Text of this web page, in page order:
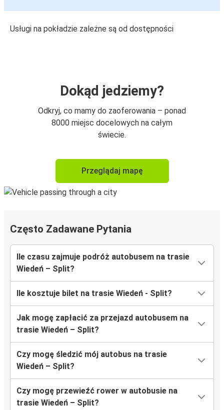
Usługi na pokładzie zależne są od dostępności
Dokąd jedziemy?
Odkryj, co mamy do zaoferowania – ponad
8000 miejsc docelowych na całym
świecie.
Przeglądaj mapę
Często Zadawane Pytania
Ile czasu zajmuje podróż autobusem na trasie
Wiedeń – Split?
Ile kosztuje bilet na trasie Wiedeń - Split?
Jak mogę zapłacić za przejazd autobusem na
trasie Wiedeń – Split?
Czy mogę śledzić mój autobus na trasie
Wiedeń – Split?
Czy mogę przewieźć rower w autobusie na
trasie Wiedeń – Split?